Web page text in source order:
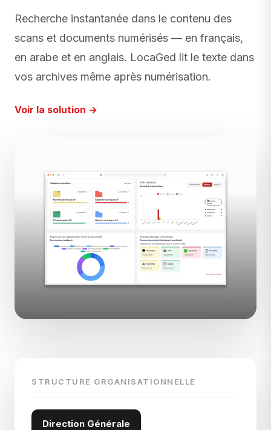
Recherche instantanée dans le contenu des
scans et documents numérisés — en français,
en arabe et en anglais. LocaGed lit le texte dans
vos archives même après numérisation.
Voir la solution →
STRUCTURE ORGANISATIONNELLE
Direction Générale